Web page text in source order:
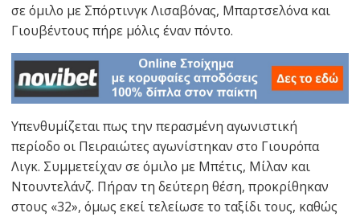
σε όμιλο με Σπόρτινγκ Λισαβόνας, Μπαρτσελόνα και
Γιουβέντους πήρε μόλις έναν πόντο.
Υπενθυμίζεται πως την περασμένη αγωνιστική
περίοδο οι Πειραιώτες αγωνίστηκαν στο Γιουρόπα
Λιγκ. Συμμετείχαν σε όμιλο με Μπέτις, Μίλαν και
Ντουντελάνζ. Πήραν τη δεύτερη θέση, προκρίθηκαν
στους «32», όμως εκεί τελείωσε το ταξίδι τους, καθώς